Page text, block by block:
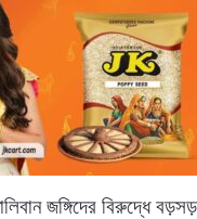
জঙ্গিদের বিরুদ্ধে